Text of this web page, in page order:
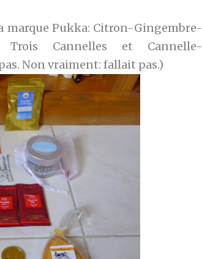
marque Pukka: Citron-Gingembre-
Trois Cannelles et Cannelle-
Non vraiment: fallait pas.)